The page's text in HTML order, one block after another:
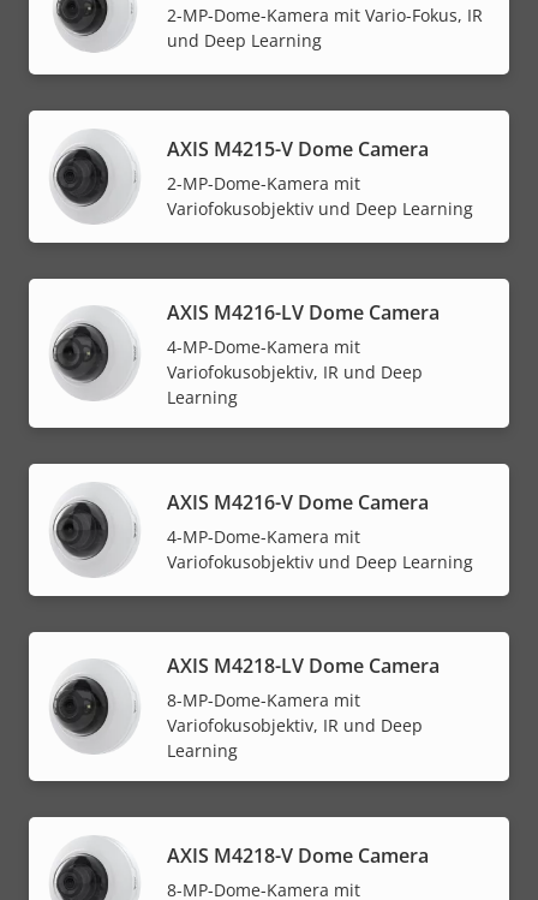
2-MP-Dome-Kamera mit Vario-Fokus, IR
und Deep Learning
AXIS M4215-V Dome Camera
2-MP-Dome-Kamera mit
Variofokusobjektiv und Deep Learning
AXIS M4216-LV Dome Camera
4-MP-Dome-Kamera mit
Variofokusobjektiv, IR und Deep
Learning
AXIS M4216-V Dome Camera
4-MP-Dome-Kamera mit
Variofokusobjektiv und Deep Learning
AXIS M4218-LV Dome Camera
8-MP-Dome-Kamera mit
Variofokusobjektiv, IR und Deep
Learning
AXIS M4218-V Dome Camera
8-MP-Dome-Kamera mit